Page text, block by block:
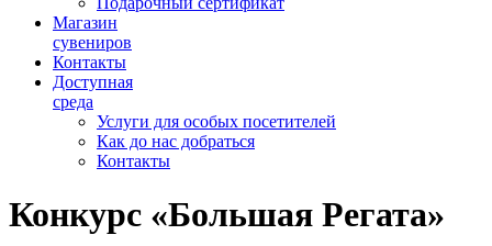
Магазин
сувениров
Контакты
Доступная
среда
Услуги для особых посетителей
Как до нас добраться
Контакты
Конкурс «Большая Регата»